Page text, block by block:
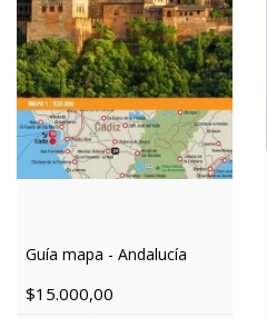
Guía mapa - Andalucía
$15.000,00